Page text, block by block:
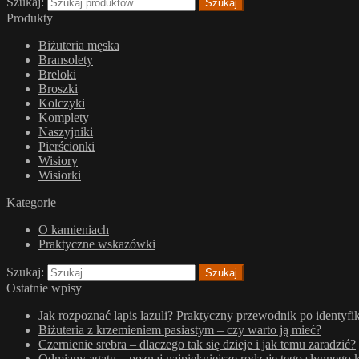
Szukaj
Produkty
Biżuteria męska
Bransolety
Breloki
Broszki
Kolczyki
Komplety
Naszyjniki
Pierścionki
Wisiory
Wisiorki
Kategorie
O kamieniach
Praktyczne wskazówki
Szukaj:
Ostatnie wpisy
Jak rozpoznać lapis lazuli? Praktyczny przewodnik po
Biżuteria z krzemieniem pasiastym – czy warto ją mieć?
Czernienie srebra – dlaczego tak się dzieje i jak temu zaradzić?